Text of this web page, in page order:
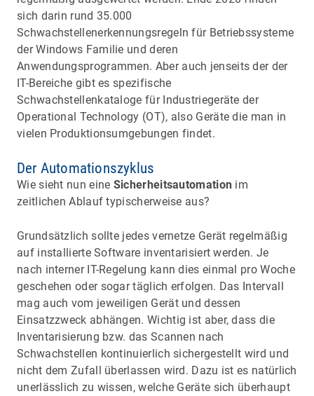
sich darin rund 35.000
Schwachstellenerkennungsregeln für Betriebssysteme
der Windows Familie und deren
Anwendungsprogrammen. Aber auch jenseits der der
IT-Bereiche gibt es spezifische
Schwachstellenkataloge für Industriegeräte der
Operational Technology (OT), also Geräte die man in
vielen Produktionsumgebungen findet.
Der Automationszyklus
Wie sieht nun eine Sicherheitsautomation im
zeitlichen Ablauf typischerweise aus?
Grundsätzlich sollte jedes vernetze Gerät regelmäßig
auf installierte Software inventarisiert werden. Je
nach interner IT-Regelung kann dies einmal pro Woche
geschehen oder sogar täglich erfolgen. Das Intervall
mag auch vom jeweiligen Gerät und dessen
Einsatzzweck abhängen. Wichtig ist aber, dass die
Inventarisierung bzw. das Scannen nach
Schwachstellen kontinuierlich sichergestellt wird und
nicht dem Zufall überlassen wird. Dazu ist es natürlich
unerlässlich zu wissen, welche Geräte sich überhaupt